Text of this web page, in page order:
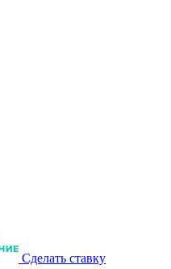
Сделать ставку